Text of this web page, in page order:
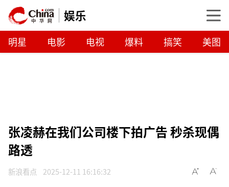
娱乐
明星 电影 电视 爆料 搞笑 美图
张凌赫在我们公司楼下拍广告 秒杀现偶
路透
新浪看点 2025-12-11 16:16:32